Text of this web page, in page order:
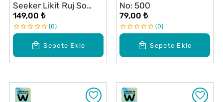
Sepete Ekle
Seeker Likit Ruj So
Peachy
149,00 ₺
0
Sepete Ekle
No: 500
79,00 ₺
0